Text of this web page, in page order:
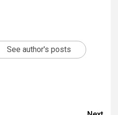
See author's posts